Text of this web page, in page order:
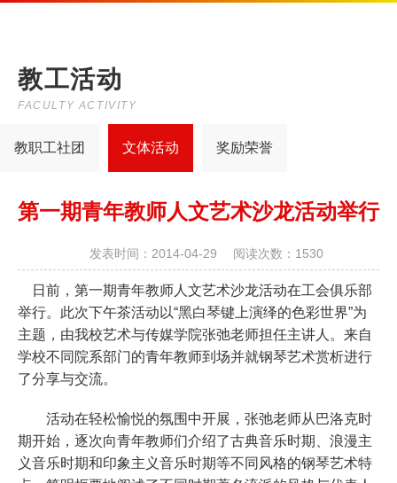
教工活动
FACULTY ACTIVITY
教职工社团 文体活动 奖励荣誉
第一期青年教师人文艺术沙龙活动举行
发表时间：2014-04-29 阅读次数：1530
日前，第一期青年教师人文艺术沙龙活动在工会俱乐部
举行。此次下午茶活动以“黑白琴键上演绎的色彩世界”为
主题，由我校艺术与传媒学院张弛老师担任主讲人。来自
学校不同院系部门的青年教师到场并就钢琴艺术赏析进行
了分享与交流。
活动在轻松愉悦的氛围中开展，张弛老师从巴洛克时
期开始，逐次向青年教师们介绍了古典音乐时期、浪漫主
义音乐时期和印象主义音乐时期等不同风格的钢琴艺术特